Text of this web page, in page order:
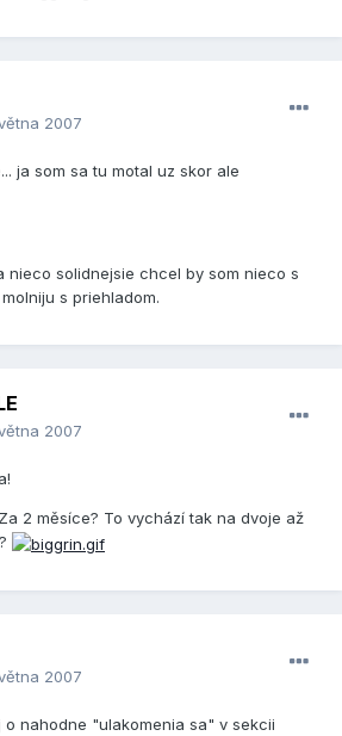
2007
ja som sa tu motal uz skor ale
nieco solidnejsie chcel by som nieco s
s priehladom.
2007
2 měsíce? To vychází tak na dvoje až
2007
nahodne "ulakomenia sa" v sekcii